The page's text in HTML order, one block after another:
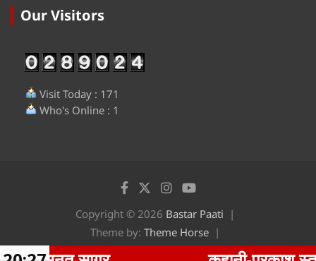
Our Visitors
Visit Today : 171
Who's Online : 1
Copyright © 2026 Bastar Paati
Theme by: Theme Horse
Proudly Powered by:WordPress